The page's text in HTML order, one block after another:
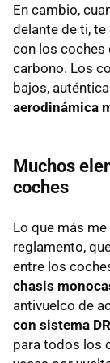
En cambio,
delante de ti,
con los coches
carbono. Los
bajos,
aerodinámica
Muchos
coches
Lo que más
reglamento,
entre los
chasis
antivuelco de
con sistema
para todos los